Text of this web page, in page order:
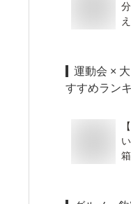
運動会 ×
すすめラン